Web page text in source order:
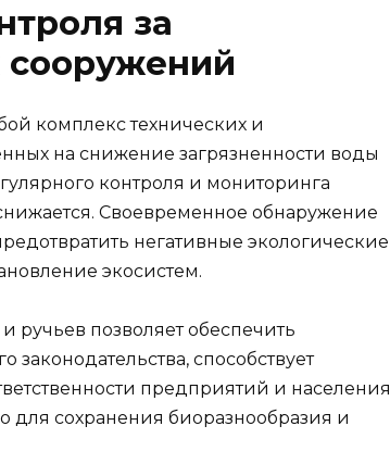
за
сооружений
комплекс технических и
на снижение загрязненности воды
контроля и мониторинга
Своевременное обнаружение
негативные экологические
экосистем.
ручьев позволяет обеспечить
способствует
предприятий и населения
для сохранения биоразнообразия и